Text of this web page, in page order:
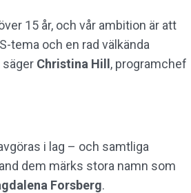
15 år, och vår ambition är att
tema och en rad välkända
säger Christina Hill , programchef
i lag – och samtliga
dem märks stora namn som
Forsberg.